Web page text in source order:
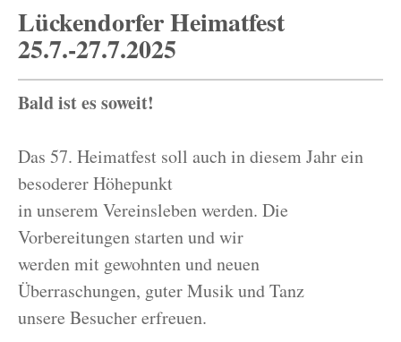
Lückendorfer Heimatfest
25.7.-27.7.2025
Bald ist es soweit!
Das 57. Heimatfest soll auch in diesem Jahr ein
besoderer Höhepunkt
in unserem Vereinsleben werden. Die
Vorbereitungen starten und wir
werden mit gewohnten und neuen
Überraschungen, guter Musik und Tanz
unsere Besucher erfreuen.